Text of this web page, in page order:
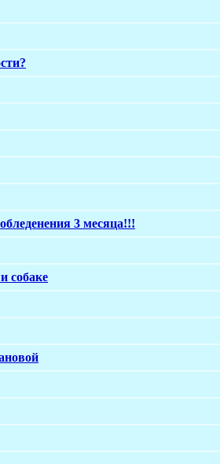
3 месяца!!!
собаке